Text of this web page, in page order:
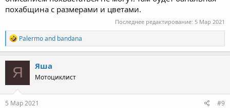
похабщина с размерами и цветами.
Последнее редактирование: 5 Мар 2021
R
e
a
c
t
o
n
s
Palermoand bandana
Я Яша
Мотоциклист
5 Мар 2021 #9